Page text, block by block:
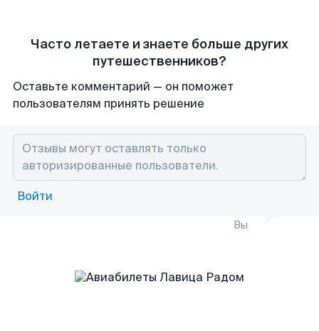
Часто летаете и знаете больше других
путешественников?
Оставьте комментарий — он поможет
пользователям принять решение
Войти
Вы